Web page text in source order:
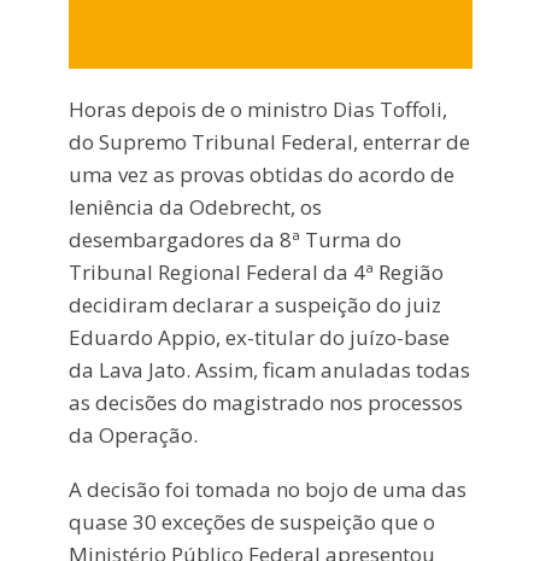
Horas depois de o ministro Dias Toffoli,
do Supremo Tribunal Federal, enterrar de
uma vez as provas obtidas do acordo de
leniência da Odebrecht, os
desembargadores da 8ª Turma do
Tribunal Regional Federal da 4ª Região
decidiram declarar a suspeição do juiz
Eduardo Appio, ex-titular do juízo-base
da Lava Jato. Assim, ficam anuladas todas
as decisões do magistrado nos processos
da Operação.
A decisão foi tomada no bojo de uma das
quase 30 exceções de suspeição que o
Ministério Público Federal apresentou